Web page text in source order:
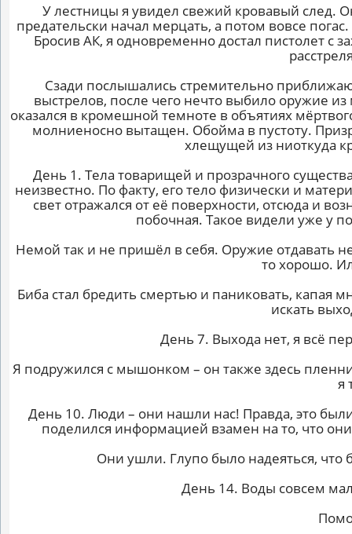
У лестницы я увидел свежий кровавый след.
предательски начал мерцать, а потом вовсе
Бросив АК, я одновременно достал пистолет с
Сзади послышались стремительно
выстрелов, после чего нечто выбило оружие
оказался в кромешной темноте в объятиях
молниеносно вытащен. Обойма в пустоту.
хлещущей из ниоткуда
День 1. Тела товарищей и прозрачного
неизвестно. По факту, его тело физически и
свет отражался от её поверхности, отсюда и
побочная. Такое видели уже у
Немой так и не пришёл в себя. Оружие отдавать
то хорошо.
Биба стал бредить смертью и паниковать, капая
искать
День 7. Выхода нет, я всё
Я подружился с мышонком – он также здесь
я
День 10. Люди – они нашли нас! Правда, это
поделился информацией взамен на то, что
Они ушли. Глупо было надеяться, что
День 14. Воды совсем